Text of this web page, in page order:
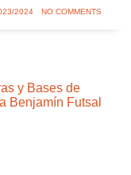
2024 NO COMMENTS
y Bases de
Benjamín Futsal